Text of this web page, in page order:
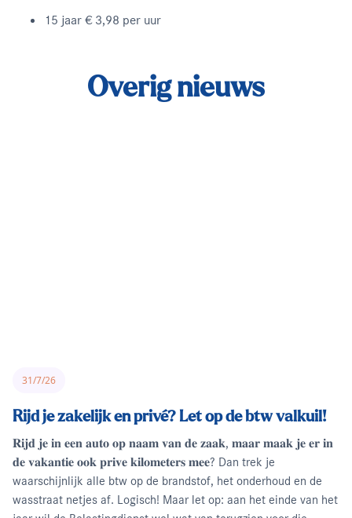
15 jaar € 3,98 per uur
Overig nieuws
31/7/26
Rijd je zakelijk en privé? Let op de btw valkuil!
𝐑𝐢𝐣𝐝 𝐣𝐞 𝐢𝐧 𝐞𝐞𝐧 𝐚𝐮𝐭𝐨 𝐨𝐩 𝐧𝐚𝐚𝐦 𝐯𝐚𝐧 𝐝𝐞 𝐳𝐚𝐚𝐤, 𝐦𝐚𝐚𝐫 𝐦𝐚𝐚𝐤 𝐣𝐞 𝐞𝐫 𝐢𝐧
𝐝𝐞 𝐯𝐚𝐤𝐚𝐧𝐭𝐢𝐞 𝐨𝐨𝐤 𝐩𝐫𝐢𝐯𝐞 𝐤𝐢𝐥𝐨𝐦𝐞𝐭𝐞𝐫𝐬 𝐦𝐞𝐞? Dan trek je
waarschijnlijk alle btw op de brandstof, het onderhoud en de
wasstraat netjes af. Logisch! Maar let op: aan het einde van het